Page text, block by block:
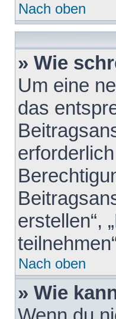
Nach oben
» Wie
Um eine
das
erstellen“,
Nach oben
» Wie